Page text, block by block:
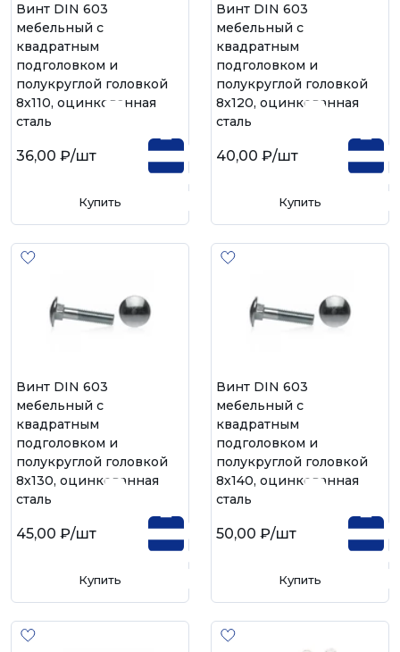
Винт DIN 603
мебельный с
квадратным
подголовком и
полукруглой головкой
8х110, оцинкованная
сталь
36,00 ₽/шт
Купить
Винт DIN 603
мебельный с
квадратным
подголовком и
полукруглой головкой
8х120, оцинкованная
сталь
40,00 ₽/шт
Купить
Винт DIN 603
мебельный с
квадратным
подголовком и
полукруглой головкой
8х130, оцинкованная
сталь
45,00 ₽/шт
Купить
Винт DIN 603
мебельный с
квадратным
подголовком и
полукруглой головкой
8х140, оцинкованная
сталь
50,00 ₽/шт
Купить